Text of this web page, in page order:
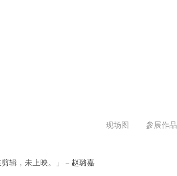
现场图 參展作品
辑，未上映。」－赵璐嘉